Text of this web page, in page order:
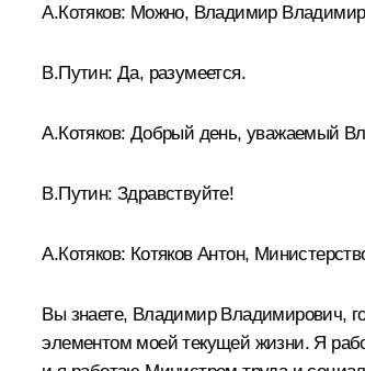
А.Котяков: Можно, Владимир
В.Путин: Да, разумеется.
А.Котяков: Добрый день, уважаемый
В.Путин: Здравствуйте!
А.Котяков: Котяков Антон,
Вы знаете, Владимир Владимирович,
элементом моей текущей жизни. Я